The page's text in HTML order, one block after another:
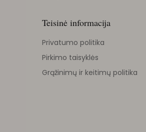
Teisinė informacija
Privatumo politika
Pirkimo taisyklės
Grąžinimų ir keitimų politika